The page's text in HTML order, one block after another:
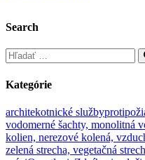
Search
Hľadať:
autocomplete
results
available
use
up
and
Kategórie
architekotnické služby
vodomerné šachty, monolitná
kolien, nerezové kolená,
zelená strecha, vegetačná